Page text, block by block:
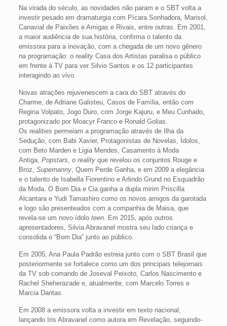
Na virada do século, as novidades não param e o SBT volta a
investir pesado em dramaturgia com Pícara Sonhadora, Marisol,
Canavial de Paixões e Amigas e Rivais, entre outras. Em 2001,
a maior audiência de sua história, confirma o talento da
emissora para a inovação, com a chegada de um novo gênero
na programação: o realityCasa dos Artistas paralisa o público
em frente à TV para ver Silvio Santos e os 12 participantes
interagindo ao vivo.
Novas atrações rejuvenescem a cara do SBT através do
Charme, de Adriane Galisteu, Casos de Família, então com
Regina Volpato, Jogo Duro, com Jorge Kajuru, e Meu Cunhado,
protagonizado por Moacyr Franco e Ronald Golias.
Os realities permeiam a programação através de Ilha da
Sedução, com Babi Xavier, Protagonistas de Novelas, Ídolos,
com Beto Marden e Ligia Mendes, Casamento à Moda
Antiga, Popstars, o realityque revelou os conjuntos Rouge e
Broz, Supernanny, Quem Perde Ganha, e em 2009 a elegância
e o talento de Isabella Fiorentino e Arlindo Grund no Esquadrão
da Moda. O Bom Dia e Cia ganha a dupla mirim Priscilla
Alcantara e Yudi Tamashiro como os novos amigos da garotada
e logo são presenteados com a companhia de Maisa, que
revela-se um novo ídolo teen. Em 2015, após outros
apresentadores, Silvia Abravanel mostra seu lado criança e
consolida o “Bom Dia” junto ao público.
Em 2005, Ana Paula Padrão estreia junto com o SBT Brasil que
posteriormente se fortalece como um dos principais telejornais
da TV sob comando de Joseval Peixoto, Carlos Nascimento e
Rachel Sheherazade e, atualmente, com Marcelo Torres e
Marcia Dantas.
Em 2008 a emissora volta a investir em texto nacional,
lançando Iris Abravanel como autora em Revelação, seguindo-